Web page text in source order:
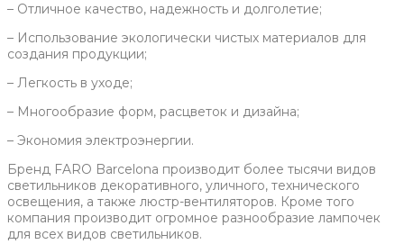
– Отличное качество, надежность и долголетие;
– Использование экологически чистых материалов для
создания продукции;
– Легкость в уходе;
– Многообразие форм, расцветок и дизайна;
– Экономия электроэнергии.
Бренд FARO Barcelona производит более тысячи видов
светильников декоративного, уличного, технического
освещения, а также люстр-вентиляторов. Кроме того
компания производит огромное разнообразие лампочек
для всех видов светильников.